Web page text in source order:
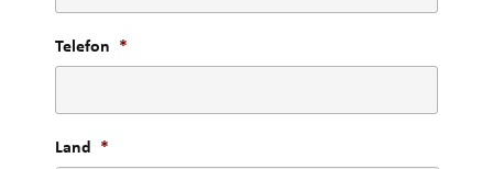
Telefon *
Land *